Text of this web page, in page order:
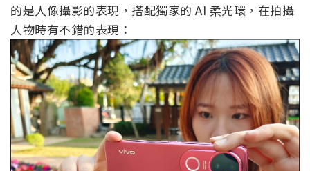
的是人像攝影的表現，搭配獨家的 AI 柔光環，在拍攝
人物時有不錯的表現：